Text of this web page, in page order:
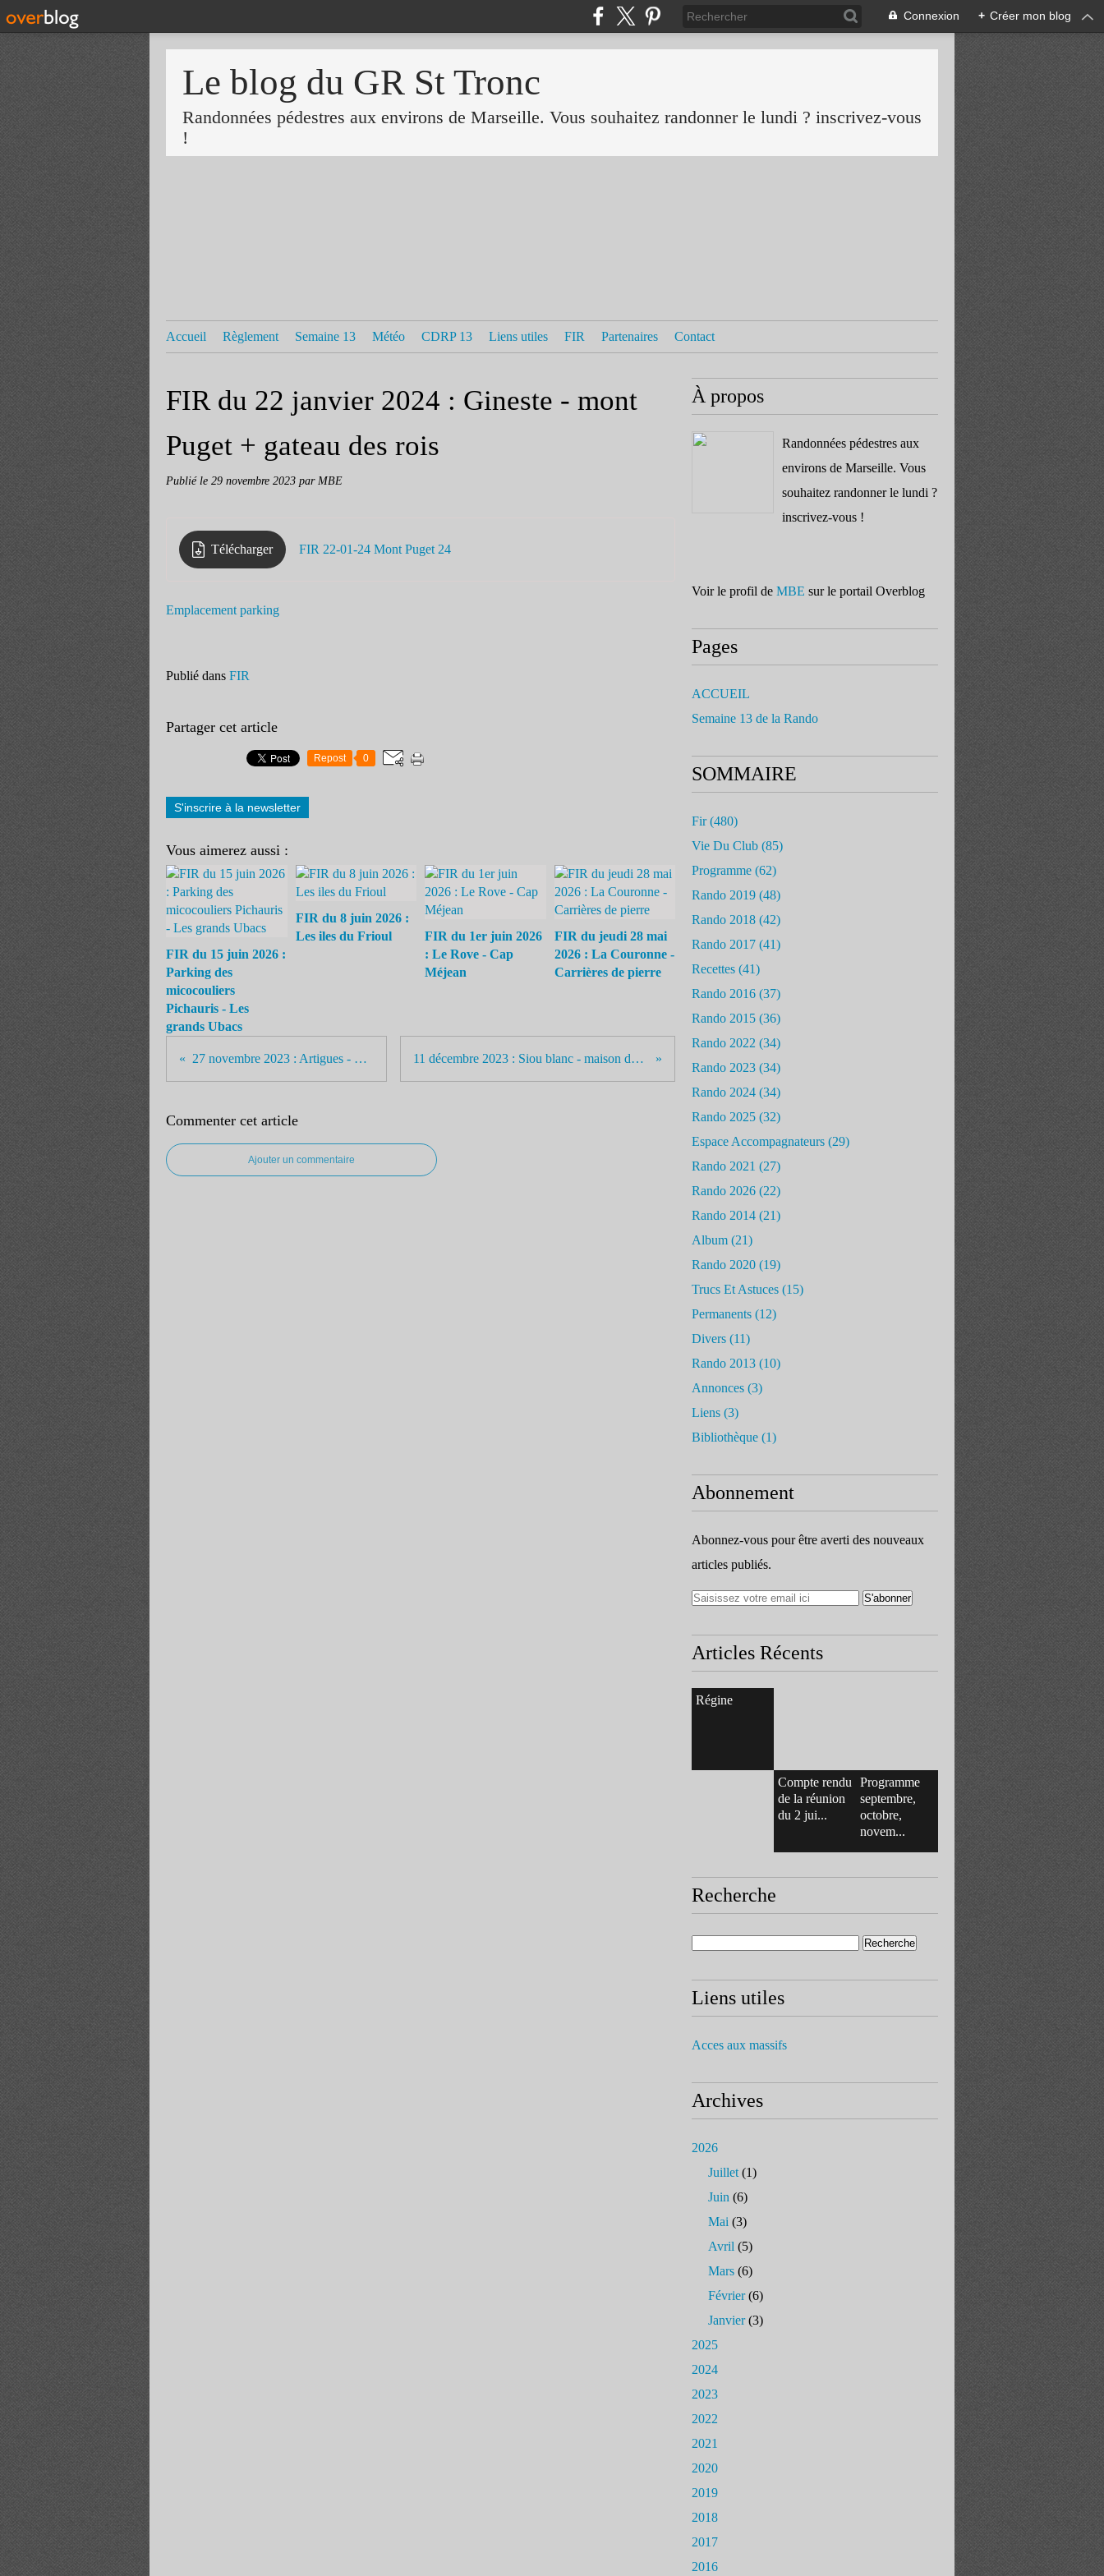
Connexion + Créer mon blog
Le blog du GR St Tronc
Randonnées pédestres aux environs de Marseille. Vous souhaitez randonner le lundi ? inscrivez-vous
!
Accueil Règlement Semaine 13 Météo CDRP 13 Liens utiles FIR Partenaires Contact
FIR du 22 janvier 2024 : Gineste - mont
Puget + gateau des rois
Publié le 29 novembre 2023 par MBE
Télécharger FIR 22-01-24 Mont Puget 24
Emplacement parking
Publié dans FIR
Partager cet article
Repost 0
S'inscrire à la newsletter
Vous aimerez aussi :
FIR du 15 juin 2026 :
Parking des
micocouliers
Pichauris - Les
grands Ubacs
FIR du 8 juin 2026 :
Les iles du Frioul
FIR du 1er juin 2026
: Le Rove - Cap
Méjean
FIR du jeudi 28 mai
2026 : La Couronne -
Carrières de pierre
27 novembre 2023 : Artigues - Esparron 11 décembre 2023 : Siou blanc - maison des 4 frères
Commenter cet article
Ajouter un commentaire
À propos
Randonnées pédestres aux
environs de Marseille. Vous
souhaitez randonner le lundi ?
inscrivez-vous !
Voir le profil de MBE sur le portail Overblog
Pages
ACCUEIL
Semaine 13 de la Rando
SOMMAIRE
Fir(480)
Vie Du Club (85)
Programme (62)
Rando 2019 (48)
Rando 2018 (42)
Rando 2017 (41)
Recettes (41)
Rando 2016 (37)
Rando 2015 (36)
Rando 2022 (34)
Rando 2023 (34)
Rando 2024 (34)
Rando 2025 (32)
Espace Accompagnateurs (29)
Rando 2021 (27)
Rando 2026 (22)
Rando 2014 (21)
Album (21)
Rando 2020 (19)
Trucs Et Astuces (15)
Permanents (12)
Divers (11)
Rando 2013 (10)
Annonces (3)
Liens (3)
Bibliothèque (1)
Abonnement
Abonnez-vous pour être averti des nouveaux
articles publiés.
Articles Récents
Régine
Compte rendu
de la réunion
du 2 jui...
Programme
septembre,
octobre,
novem...
Recherche
Liens utiles
Acces aux massifs
Archives
2026
Juillet (1)
Juin (6)
Mai (3)
Avril (5)
Mars (6)
Février(6)
Janvier(3)
2025
2024
2023
2022
2021
2020
2019
2018
2017
2016